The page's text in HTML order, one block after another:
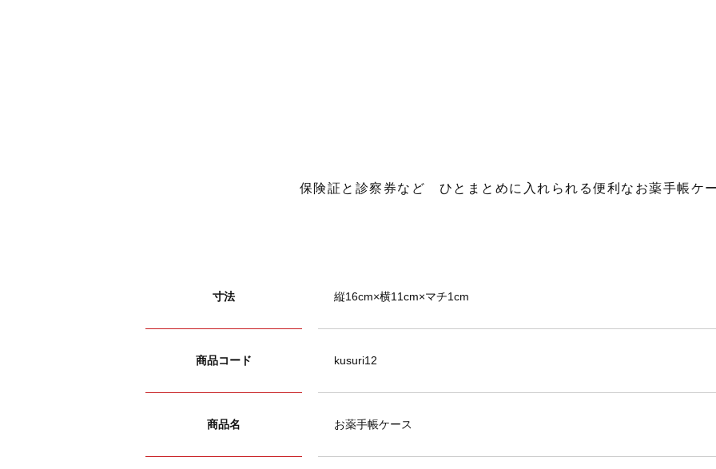
保険証と診察券など ひとまとめに入れられる便利なお薬手帳ケ
寸法 縦16cm×横11cm×マチ1cm
商品コード kusuri12
商品名 お薬手帳ケース